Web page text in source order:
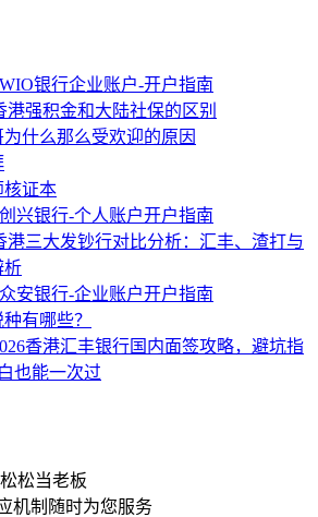
银行企业账户-开户指南
港强积金和大陆社保的区别
什么那么受欢迎的原因
核证本
兴银行-个人账户开户指南
港三大发钞行对比分析：汇丰、渣打与
析
安银行-企业账户开户指南
有哪些？
香港汇丰银行国内面签攻略，避坑指
也能一次过
松当老板
机制随时为您服务